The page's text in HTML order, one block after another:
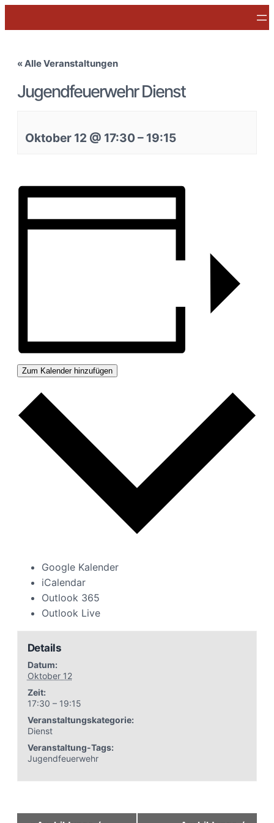
« Alle Veranstaltungen
Jugendfeuerwehr Dienst
Oktober 12 @ 17:30– 19:15
Zum Kalender hinzufügen
Google Kalender
iCalendar
Outlook 365
Outlook Live
Details
Datum:
Oktober 12
Zeit:
17:30 – 19:15
Veranstaltungskategorie:
Dienst
Veranstaltung-Tags:
Jugendfeuerwehr